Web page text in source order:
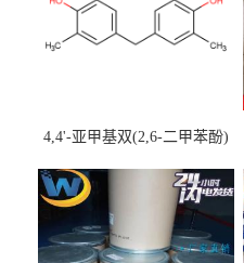
4,4'-亚甲基双(2,6-二甲苯酚)